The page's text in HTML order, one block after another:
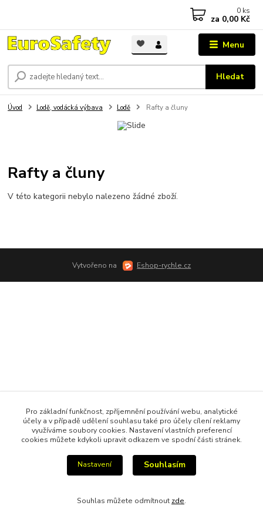
Menu
Hledat
0 ks
za 0,00 Kč
Úvod Lodě, vodácká výbava Lodě Rafty a čluny
Rafty a čluny
V této kategorii nebylo nalezeno žádné zboží.
Vytvořeno na Eshop-rychle.cz
Pro základní funkčnost, zpříjemnění používání webu, analytické
účely a v případě udělení souhlasu také pro účely cílení reklamy
využíváme soubory cookies. Nastavení vlastních preferencí
cookies můžete kdykoli upravit odkazem ve spodní části stránek.
Nastavení Souhlasím
Souhlas můžete odmítnout zde.